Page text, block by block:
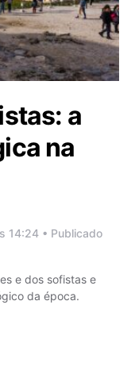
a
na
14:24 • Publicado
e dos sofistas e
da época.